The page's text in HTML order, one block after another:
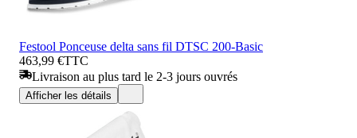
Festool Ponceuse delta sans fil DTSC 200-Basic
463,99 €TTC
Livraison au plus tard le 2-3 jours ouvrés
Afficher les détails